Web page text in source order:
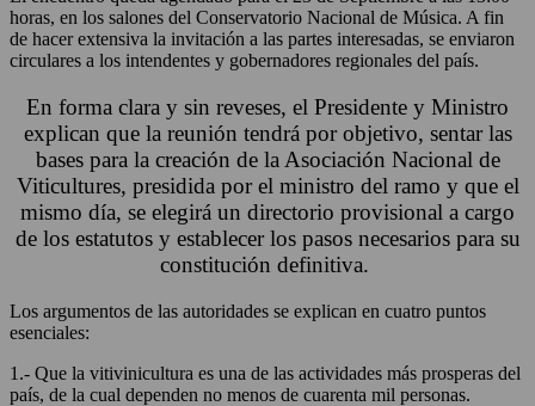
horas, en los salones del Conservatorio Nacional de Música. A fin
de hacer extensiva la invitación a las partes interesadas, se enviaron
circulares a los intendentes y gobernadores regionales del país.
En forma clara y sin reveses, el Presidente y Ministro
explican que la reunión tendrá por objetivo, sentar las
bases para la creación de la Asociación Nacional de
Viticultures, presidida por el ministro del ramo y que el
mismo día, se elegirá un directorio provisional a cargo
de los estatutos y establecer los pasos necesarios para su
constitución definitiva.
Los argumentos de las autoridades se explican en cuatro puntos
esenciales:
1.- Que la vitivinicultura es una de las actividades más prosperas del
país, de la cual dependen no menos de cuarenta mil personas.